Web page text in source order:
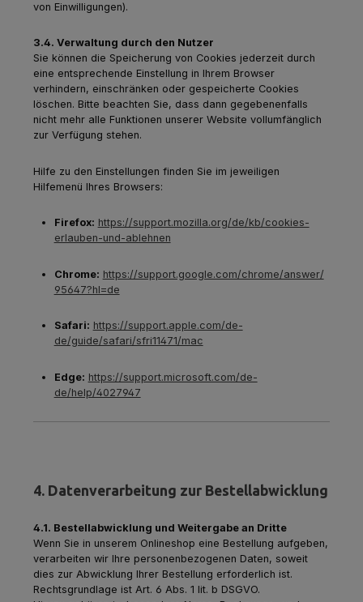
von Einwilligungen).
3.4. Verwaltung durch den Nutzer
Sie können die Speicherung von Cookies jederzeit durch
eine entsprechende Einstellung in Ihrem Browser
verhindern, einschränken oder gespeicherte Cookies
löschen. Bitte beachten Sie, dass dann gegebenenfalls
nicht mehr alle Funktionen unserer Website vollumfänglich
zur Verfügung stehen.
Hilfe zu den Einstellungen finden Sie im jeweiligen
Hilfemenü Ihres Browsers:
Firefox: https://support.mozilla.org/de/kb/cookies-
erlauben-und-ablehnen
Chrome: https://support.google.com/chrome/answer/
95647?hl=de
Safari: https://support.apple.com/de-
de/guide/safari/sfri11471/mac
Edge: https://support.microsoft.com/de-
de/help/4027947
4. Datenverarbeitung zur Bestellabwicklung
4.1. Bestellabwicklung und Weitergabe an Dritte
Wenn Sie in unserem Onlineshop eine Bestellung aufgeben,
verarbeiten wir Ihre personenbezogenen Daten, soweit
dies zur Abwicklung Ihrer Bestellung erforderlich ist.
Rechtsgrundlage ist Art. 6 Abs. 1 lit. b DSGVO.